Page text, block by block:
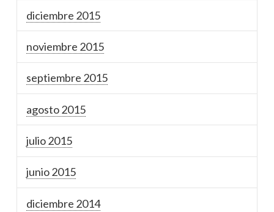
diciembre 2015
noviembre 2015
septiembre 2015
agosto 2015
julio 2015
junio 2015
diciembre 2014